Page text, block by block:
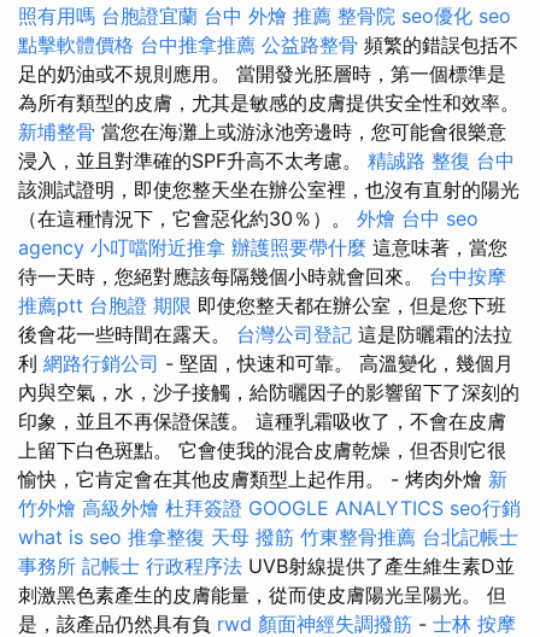
照有用嗎 台胞證宜蘭 台中 外燴 推薦 整骨院 seo優化 seo
點擊軟體價格 台中推拿推薦 公益路整骨 頻繁的錯誤包括不
足的奶油或不規則應用。 當開發光胚層時，第一個標準是
為所有類型的皮膚，尤其是敏感的皮膚提供安全性和效率。
新埔整骨 當您在海灘上或游泳池旁邊時，您可能會很樂意
浸入，並且對準確的SPF升高不太考慮。 精誠路 整復 台中
該測試證明，即使您整天坐在辦公室裡，也沒有直射的陽光
（在這種情況下，它會惡化約30％）。 外燴 台中 seo
agency 小叮噹附近推拿 辦護照要帶什麼 這意味著，當您
待一天時，您絕對應該每隔幾個小時就會回來。 台中按摩
推薦ptt 台胞證 期限 即使您整天都在辦公室，但是您下班
後會花一些時間在露天。 台灣公司登記 這是防曬霜的法拉
利 網路行銷公司 - 堅固，快速和可靠。 高溫變化，幾個月
內與空氣，水，沙子接觸，給防曬因子的影響留下了深刻的
印象，並且不再保證保護。 這種乳霜吸收了，不會在皮膚
上留下白色斑點。 它會使我的混合皮膚乾燥，但否則它很
愉快，它肯定會在其他皮膚類型上起作用。 - 烤肉外燴 新
竹外燴 高級外燴 杜拜簽證 GOOGLE ANALYTICS seo行銷
what is seo 推拿整復 天母 撥筋 竹東整骨推薦 台北記帳士
事務所 記帳士 行政程序法 UVB射線提供了產生維生素D並
刺激黑色素產生的皮膚能量，從而使皮膚陽光呈陽光。 但
是，該產品仍然具有負 rwd 顏面神經失調撥筋 - 士林 按摩